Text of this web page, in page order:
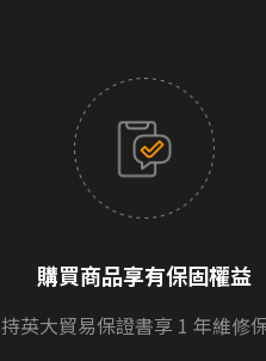
購買商品享有保固權益
持英大貿易保證書享 1 年維修